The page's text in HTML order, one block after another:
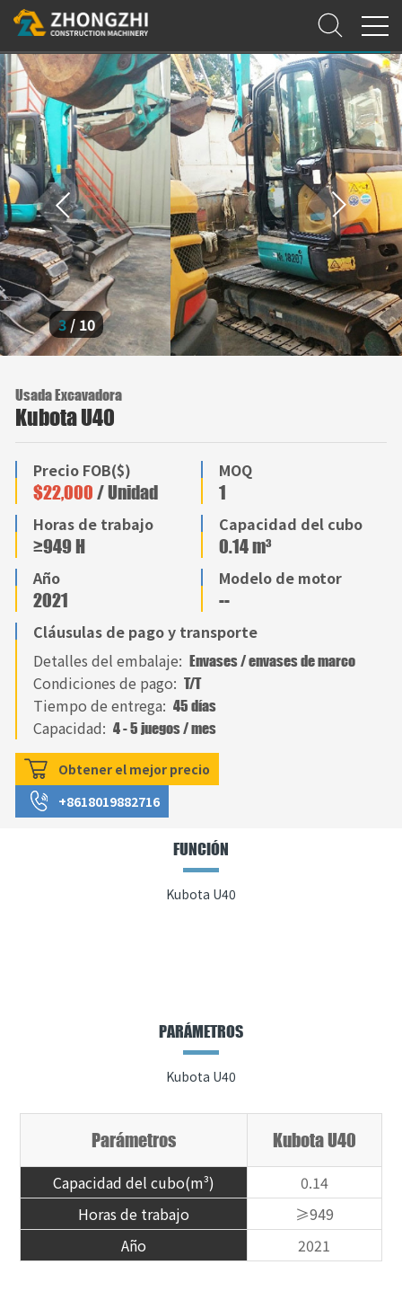
Usada Excavadora
Kubota U40
Precio FOB($)
$22,000 / Unidad
MOQ
1
Horas de trabajo
≥949 H
Capacidad del cubo
0.14 m³
Año
2021
Modelo de motor
--
Cláusulas de pago y transporte
Detalles del embalaje: Envases / envases de marco
Condiciones de pago: T/T
Tiempo de entrega: 45 días
Capacidad: 4 - 5 juegos / mes
Obtener el mejor precio
+8618019882716
3/ 10
FUNCIÓN
Kubota U40
PARÁMETROS
Kubota U40
Parámetros
Kubota U40
Capacidad del cubo(m³)
0.14
Horas de trabajo
≥949
Año
2021